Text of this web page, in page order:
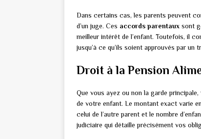
Dans certains cas, les parents peuvent
d’un juge. Ces accords parentaux sont
meilleur intérêt de l’enfant. Toutefois, il
jusqu’à ce qu’ils soient approuvés par un
Droit à la Pension
Que vous ayez ou non la garde
de votre enfant. Le montant exact varie
celui de l’autre parent et le nombre
judiciaire qui détaille précisément vos